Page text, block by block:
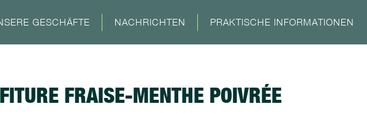
GESCHÄFTE NACHRICHTEN PRAKTISCHE INFORMATIONEN
FRAISE-MENTHE POIVRÉE